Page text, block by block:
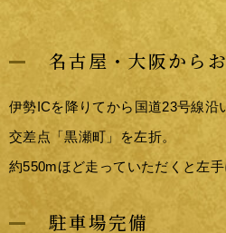
名古屋・大阪から
伊勢ICを降りてから国道23号線沿
交差点「黒瀬町」を左折。
約550mほど走っていただくと左手
駐車場完備